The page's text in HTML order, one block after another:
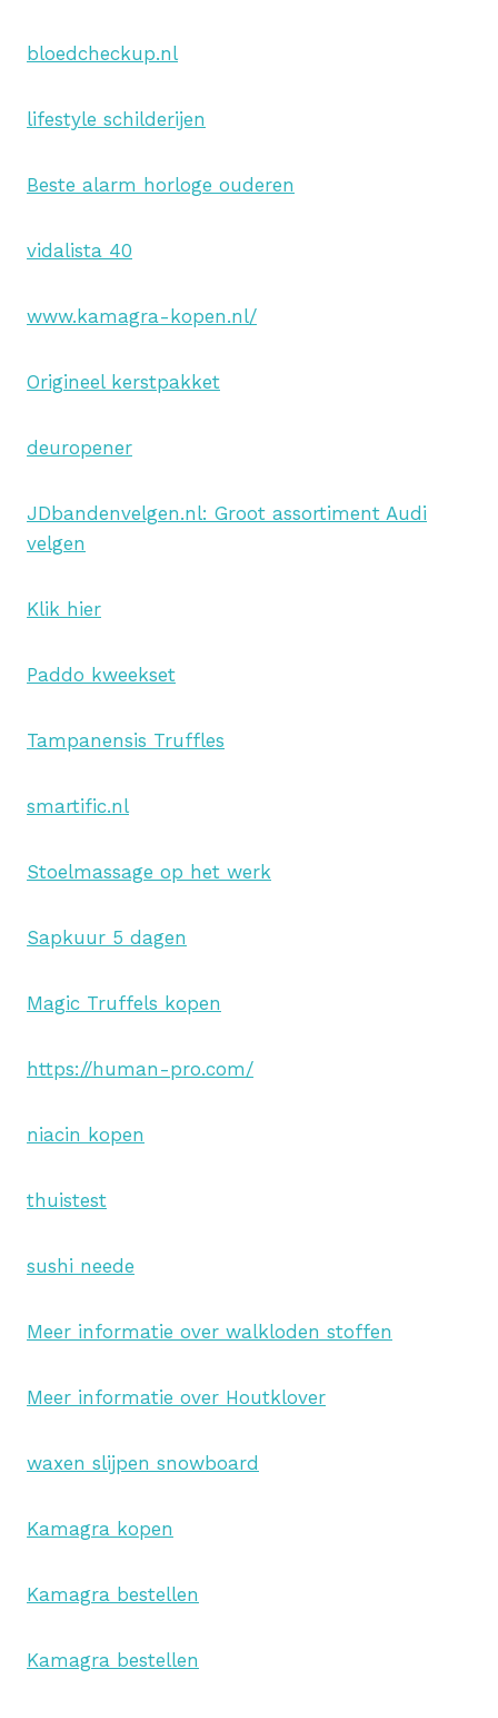
bloedcheckup.nl
lifestyle schilderijen
Beste alarm horloge ouderen
vidalista 40
www.kamagra-kopen.nl/
Origineel kerstpakket
deuropener
JDbandenvelgen.nl: Groot assortiment Audi
velgen
Klik hier
Paddo kweekset
Tampanensis Truffles
smartific.nl
Stoelmassage op het werk
Sapkuur 5 dagen
Magic Truffels kopen
https://human-pro.com/
niacin kopen
thuistest
sushi neede
Meer informatie over walkloden stoffen
Meer informatie over Houtklover
waxen slijpen snowboard
Kamagra kopen
Kamagra bestellen
Kamagra bestellen